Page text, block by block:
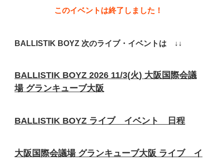
このイベントは終了しました！
BALLISTIK BOYZ 次のライブ・イベントは ↓↓
BALLISTIK BOYZ 2026 11/3(火) 大阪国際会議
場 グランキューブ大阪
BALLISTIK BOYZ ライブ イベント 日程
大阪国際会議場 グランキューブ大阪 ライブ イ